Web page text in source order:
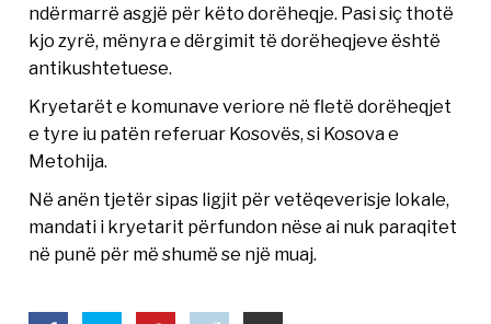
ndërmarrë asgjë për këto dorëheqje. Pasi siç thotë
kjo zyrë, mënyra e dërgimit të dorëheqjeve është
antikushtetuese.
Kryetarët e komunave veriore në fletë dorëheqjet
e tyre iu patën referuar Kosovës, si Kosova e
Metohija.
Në anën tjetër sipas ligjit për vetëqeverisje lokale,
mandati i kryetarit përfundon nëse ai nuk paraqitet
në punë për më shumë se një muaj.